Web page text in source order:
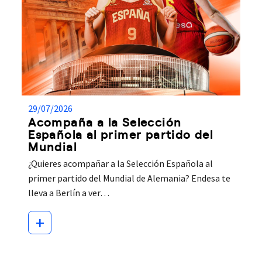
29/07/2026
Acompaña a la Selección
Española al primer partido del
Mundial
¿Quieres acompañar a la Selección Española al
primer partido del Mundial de Alemania? Endesa te
lleva a Berlín a ver…
+